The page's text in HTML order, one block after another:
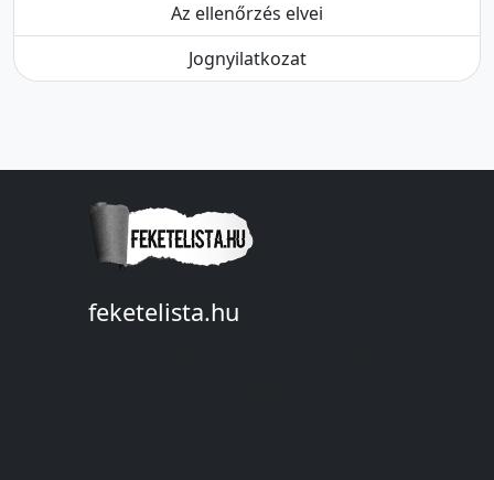
Az ellenőrzés elvei
Jognyilatkozat
feketelista.hu